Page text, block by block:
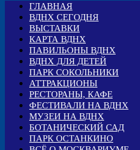
ГЛАВНАЯ
ВДНХ СЕГОДНЯ
ВЫСТАВКИ
КАРТА ВДНХ
ПАВИЛЬОНЫ ВДНХ
ВДНХ ДЛЯ ДЕТЕЙ
ПАРК СОКОЛЬНИКИ
АТТРАКЦИОНЫ
РЕСТОРАНЫ, КАФЕ
ФЕСТИВАЛИ НА ВДНХ
МУЗЕИ НА ВДНХ
БОТАНИЧЕСКИЙ САД
ПАРК ОСТАНКИНО